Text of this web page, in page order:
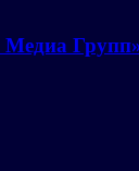
Медиа